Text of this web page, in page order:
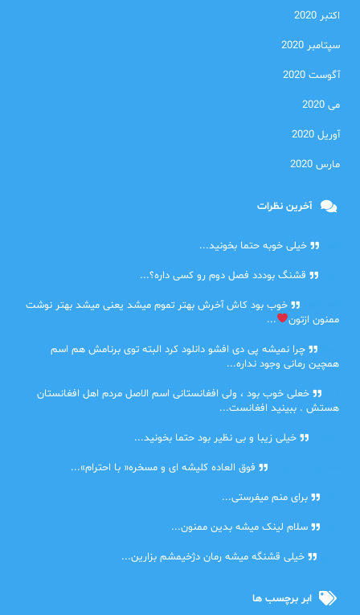
اکتبر 2020
سپتامبر 2020
آگوست 2020
می 2020
آوریل 2020
مارس 2020
آخرین نظرات
خیلی خوبه حتما بخونید...
قشنگ بوددد فصل دوم رو کسی داره؟...
خوب بود کاش آخرش بهتر تموم میشد یعنی میشد بهتر نوشت
ممنون ازتون
...
چرا نمیشه پی دی افشو دانلود کرد البته توی برنامش هم اسم
همچین رمانی وجود نداره...
خعلی خوب بود ، ولی افغانستانی اسم الاصل مردم اهل افغانستان
هستش . ببینید افغانست...
خیلی زیبا و بی نظیر بود حتما بخونید...
فوق العاده کلیشه ای و مسخره« با احترام»...
برای منم میفرستی...
سلام لینک میشه بدین ممنون...
خیلی قشنگه میشه رمان دژخیمشم بزارین...
ابر برچسب ها